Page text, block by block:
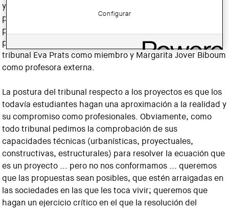
y para valorar otras formas de enfocar la enseñanza y la
profesión. Finalmente, el tribunal ha quedado constituido
por Zaida Muxí, Sandra Bestraten, Anna Ramos y, como
profesora externa, Patricia Reus. Al principio estuvieron al
tribunal Eva Prats como miembro y Margarita Jover Biboum
como profesora externa.
La postura del tribunal respecto a los proyectos es que los
todavía estudiantes hagan una aproximación a la realidad y
su compromiso como profesionales. Obviamente, como
todo tribunal pedimos la comprobación de sus
capacidades técnicas (urbanísticas, proyectuales,
constructivas, estructurales) para resolver la ecuación que
es un proyecto ... pero no nos conformamos ... queremos
que las propuestas sean posibles, que estén arraigadas en
las sociedades en las que les toca vivir; queremos que
hagan un ejercicio crítico en el que la resolución del
Configurar